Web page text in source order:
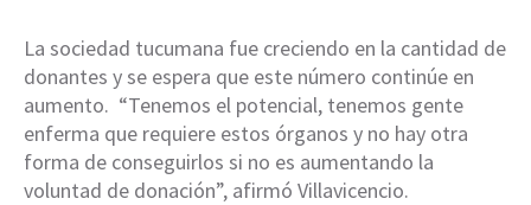
La sociedad tucumana fue creciendo en la cantidad de
donantes y se espera que este número continúe en
aumento. “Tenemos el potencial, tenemos gente
enferma que requiere estos órganos y no hay otra
forma de conseguirlos si no es aumentando la
voluntad de donación”, afirmó Villavicencio.